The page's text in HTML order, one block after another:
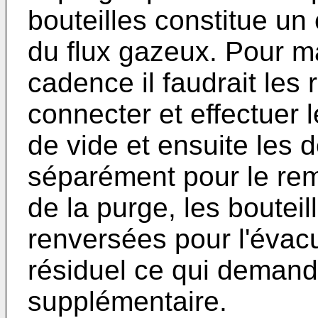
bouteilles constitue
du flux gazeux. Pour
cadence il faudrait les
connecter et effectuer
de vide et ensuite les
séparément pour le
de la purge, les
renversées pour
résiduel ce qui
supplémentaire.